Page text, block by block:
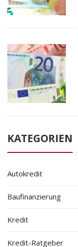
KATEGORIEN
Autokredit
Baufinanzierung
Kredit
Kredit-Ratgeber